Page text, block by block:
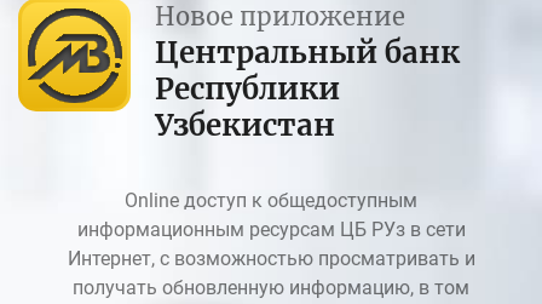
Новое приложение
Центральный банк
Республики
Узбекистан
Online доступ к общедоступным
информационным ресурсам ЦБ РУз в сети
Интернет, с возможностью просматривать и
получать обновленную информацию, в том